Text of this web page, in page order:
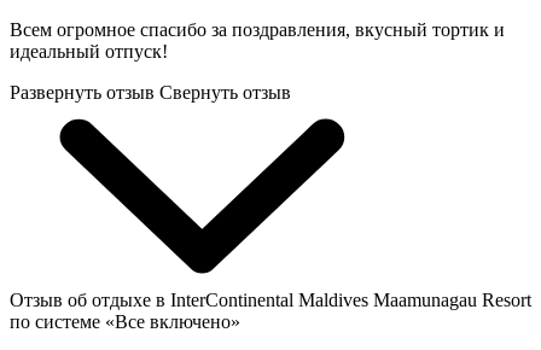
Всем огромное спасибо за поздравления, вкусный тортик и
идеальный отпуск!
Развернуть отзыв Свернуть отзыв
Отзыв об отдыхе в InterContinental Maldives Maamunagau Resort
по системе «Все включено»